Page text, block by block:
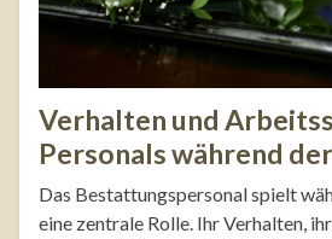
Verhalten und
Personals während
Das Bestattungspersonal spielt
eine zentrale Rolle. Ihr Verhalten,